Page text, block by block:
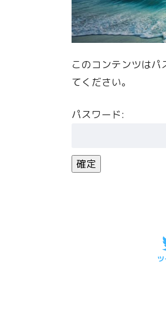
このコンテンツは
てください。
パスワード: